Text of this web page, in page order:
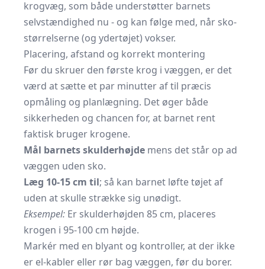
krogvæg, som både understøtter barnets
selvstændighed nu - og kan følge med, når sko­
størrelserne (og yder­tøjet) vokser.
Placering, afstand og korrekt montering
Før du skruer den første krog i væggen, er det
værd at sætte et par minutter af til præcis
opmåling og planlægning. Det øger både
sikkerheden og chancen for, at barnet rent
faktisk bruger krogene.
Mål barnets skulderhøjde mens det står op ad
væggen uden sko.
Læg 10-15 cm til; så kan barnet løfte tøjet af
uden at skulle strække sig unødigt.
Eksempel: Er skulderhøjden 85 cm, placeres
krogen i 95-100 cm højde.
Markér med en blyant og kontroller, at der ikke
er el-kabler eller rør bag væggen, før du borer.